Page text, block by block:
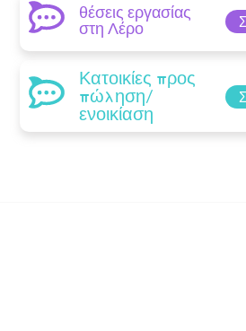
θέσεις εργασίας
στη Λέρο
Κατοικίες προς
πώληση/
ενοικίαση